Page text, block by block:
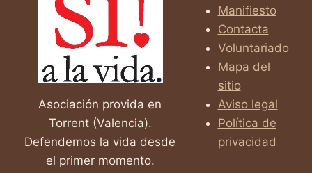
Y
A
TODOS
LOS
QUE
LUCHAN
LA
ELA
Asociación provida en
Torrent (Valencia).
Defendemos la vida desde
el primer momento.
Manifiesto
Contacta
Voluntariado
Mapa del
sitio
Aviso legal
Política de
privacidad